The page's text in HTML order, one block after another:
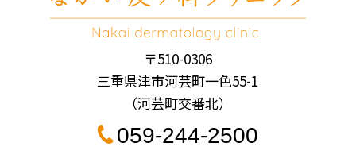
〒510-0306
三重県津市河芸町一色55-1
（河芸町交番北）
059-244-2500